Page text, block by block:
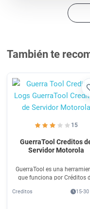
También te
15
GuerraTool Creditos
Servidor Motorola
GuerraTool es una
que funciona por Créditos
comprar, GuerraTool
Creditos 15-